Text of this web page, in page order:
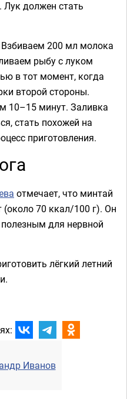
должен стать
Взбиваем 200 мл молока
рыбу с луком
в тот момент, когда
второй стороны.
минут. Заливка
стать похожей на
приготовления.
отмечает, что минтай
70 ккал/100 г). Он
для нервной
лёгкий летний
Иванов